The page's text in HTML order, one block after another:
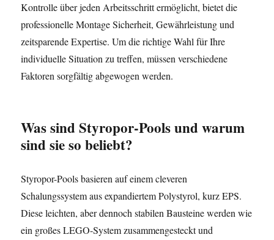
Kontrolle über jeden Arbeitsschritt ermöglicht, bietet die
professionelle Montage Sicherheit, Gewährleistung und
zeitsparende Expertise. Um die richtige Wahl für Ihre
individuelle Situation zu treffen, müssen verschiedene
Faktoren sorgfältig abgewogen werden.
Was sind Styropor-Pools und warum
sind sie so beliebt?
Styropor-Pools basieren auf einem cleveren
Schalungssystem aus expandiertem Polystyrol, kurz EPS.
Diese leichten, aber dennoch stabilen Bausteine werden wie
ein großes LEGO-System zusammengesteckt und